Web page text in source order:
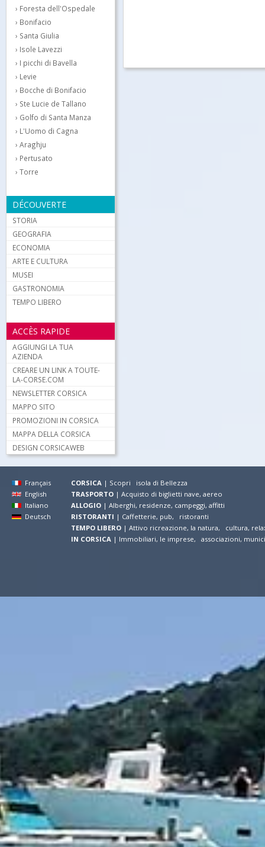
Foresta dell'Ospedale
Bonifacio
Santa Giulia
Isole Lavezzi
I picchi di Bavella
Levie
Bocche di Bonifacio
Ste Lucie de Tallano
Golfo di Santa Manza
L'Uomo di Cagna
Araghju
Pertusato
Torre
DÉCOUVERTE
STORIA
GEOGRAFIA
ECONOMIA
ARTE E CULTURA
MUSEI
GASTRONOMIA
TEMPO LIBERO
ACCÈS RAPIDE
AGGIUNGI LA TUA
AZIENDA
CREARE UN LINK A TOUTE-
LA-CORSE.COM
NEWSLETTER CORSICA
MAPPO SITO
PROMOZIONI IN CORSICA
MAPPA DELLA CORSICA
DESIGN CORSICAWEB
Français
English
Italiano
Deutsch
CORSICA | Scopri isola di Bellezza
TRASPORTO | Acquisto di biglietti nave, aereo
ALLOGIO | Alberghi, residenze, campeggi, affitti
RISTORANTI | Caffetterie, pub, ristoranti
TEMPO LIBERO | Attivo ricreazione, la natura, cultura,
IN CORSICA | Immobiliari, le imprese, associazioni,